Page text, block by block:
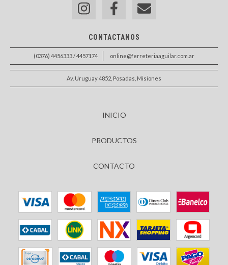
CONTACTANOS
(0376) 4456333 / 4457174 online@ferreteriaaguilar.com.ar
Av. Uruguay 4852, Posadas, Misiones
INICIO
PRODUCTOS
CONTACTO